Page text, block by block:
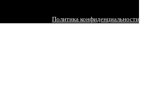
Политика конфиденциальности